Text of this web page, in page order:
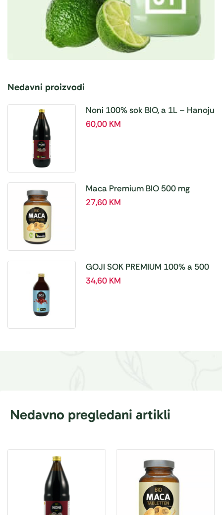
Nedavni proizvodi
Noni 100% sok BIO, a 1L – Hanoju
60,00 KM
Maca Premium BIO 500 mg
tablete, a180 tbl – Hanoju
27,60 KM
GOJI SOK PREMIUM 100% a 500
ml
34,60 KM
Nedavno pregledani artikli